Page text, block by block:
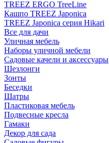
TREEZ ERGO TreeLine
Кашпо TREEZ Japonica
TREEZ Japonica серия Hikari
Все для дачи
Уличная мебель
Наборы уличной мебели
Садовые качели и аксессуары
Шезлонги
Зонты
Беседки
Шатры
Пластиковая мебель
Подвесные кресла
Гамаки
Декор для сада